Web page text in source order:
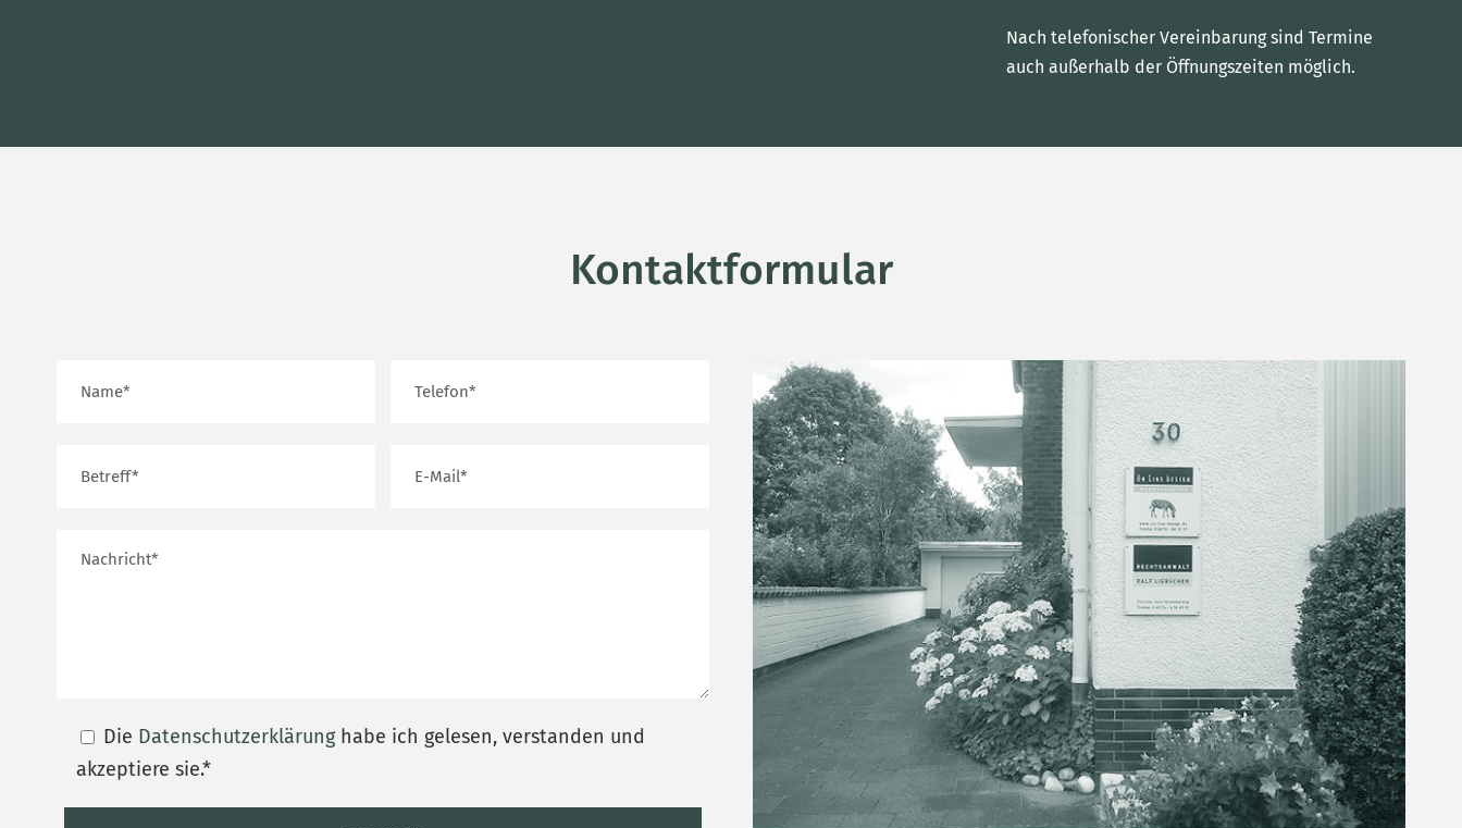
Nach telefonischer Vereinbarung sind Termine
auch außerhalb der Öffnungszeiten möglich.
Kontaktformular
Die Datenschutzerklärunghabe ich gelesen, verstanden und
akzeptiere sie.*